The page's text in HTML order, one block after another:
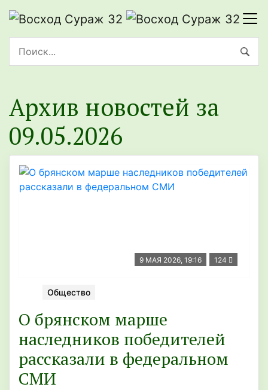
Архив новостей за
09.05.2026
9 МАЯ 2026, 19:16 124
Общество
О брянском марше
наследников победителей
рассказали в федеральном
СМИ